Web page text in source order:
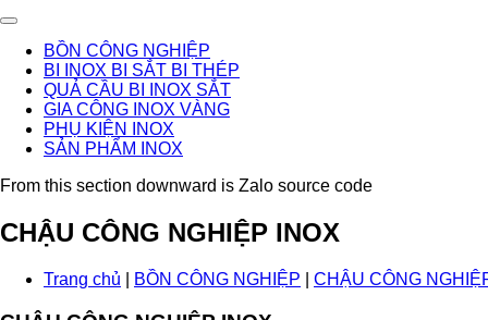
BỒN CÔNG NGHIỆP
BI INOX BI SẮT BI THÉP
QUẢ CẦU BI INOX SẮT
GIA CÔNG INOX VÀNG
PHỤ KIỆN INOX
SẢN PHẨM INOX
From this section downward is Zalo source code
CHẬU CÔNG NGHIỆP INOX
Trang chủ BỒN CÔNG NGHIỆP CHẬU CÔNG